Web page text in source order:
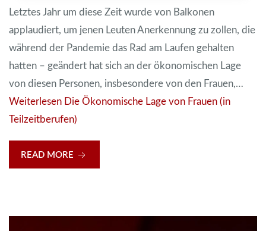
Letztes Jahr um diese Zeit wurde von Balkonen
applaudiert, um jenen Leuten Anerkennung zu zollen, die
während der Pandemie das Rad am Laufen gehalten
hatten – geändert hat sich an der ökonomischen Lage
von diesen Personen, insbesondere von den Frauen,…
Weiterlesen Die Ökonomische Lage von Frauen (in
Teilzeitberufen)
READ MORE